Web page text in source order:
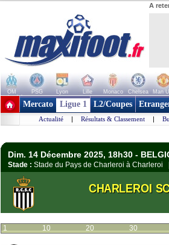
A
OM PSG Lyon Lille Monaco Chelsea Man
+ de clubs
Mercato Ligue 1 L2/Coupes
Actualité | Résultats & Classement |
Dim. 14 Décembre 2025, 18h30 -
Stade : Stade du Pays de Charleroi à Charleroi
CHARLEROI
1 10 20 30